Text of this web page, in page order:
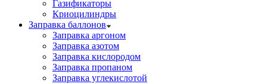
Газификаторы
Криоцилиндры
Заправка баллонов
Заправка аргоном
Заправка азотом
Заправка кислородом
Заправка пропаном
Заправка углекислотой